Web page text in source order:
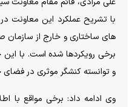
با تشریح عملکرد این
های ساختاری و خارج از سازمان
برخی رویکردها شده است. با
و توانسته کنشگر موثری در
وی ادامه داد: برخی مواقع با